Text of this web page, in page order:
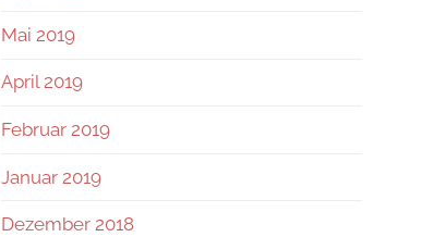
Mai 2019
April 2019
Februar 2019
Januar 2019
Dezember 2018